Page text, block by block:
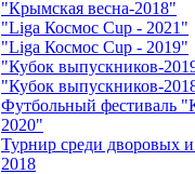
"Крымская весна-2018"
"Liga Космос Cup - 2021"
"Liga Космос Cup - 2019"
"Кубок выпускников-
"Кубок выпускников-
Футбольный фестиваль
2020"
Турнир среди дворовых
2018